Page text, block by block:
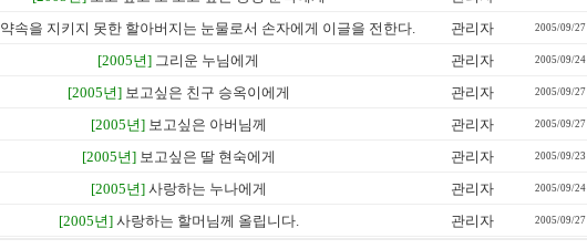
약속을 지키지 못한 할아버지는 눈물로서 손자에게 이글을 전한다. 관리자 2005/09/27
[2005년] 그리운 누님에게 관리자 2005/09/24
[2005년] 보고싶은 친구 승옥이에게 관리자 2005/09/27
[2005년] 보고싶은 아버님께 관리자 2005/09/27
[2005년] 보고싶은 딸 현숙에게 관리자 2005/09/23
[2005년] 사랑하는 누나에게 관리자 2005/09/24
[2005년] 사랑하는 할머님께 올립니다. 관리자 2005/09/27